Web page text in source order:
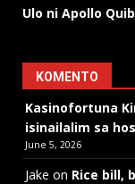
Ulo ni Apollo
KOMENTO
Kasinofortuna
isinailalim sa
June 5, 2026
Jake on Rice bill,